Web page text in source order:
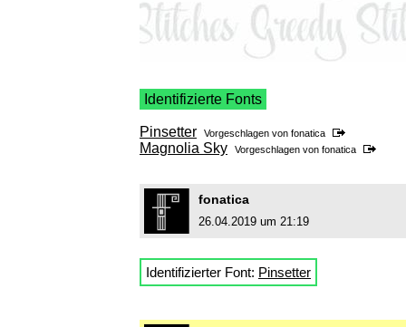
Identifizierte Fonts
Pinsetter Vorgeschlagen von fonatica
Magnolia Sky Vorgeschlagen von fonatica
fonatica
26.04.2019 um 21:19
Identifizierter Font: Pinsetter